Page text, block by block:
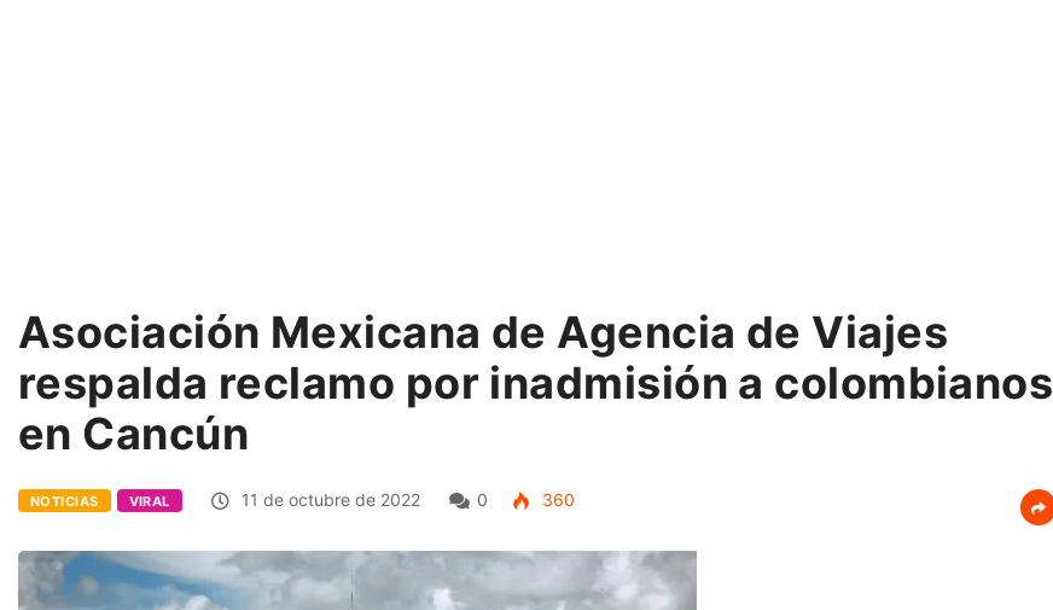
Asociación Mexicana de Agencia de Viajes
respalda reclamo por inadmisión a colombianos
en Cancún
NOTICIAS VIRAL 11 de octubre de 2022 0 360